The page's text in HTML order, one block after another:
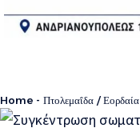
Home - Πτολεμαΐδα / Εορδαία